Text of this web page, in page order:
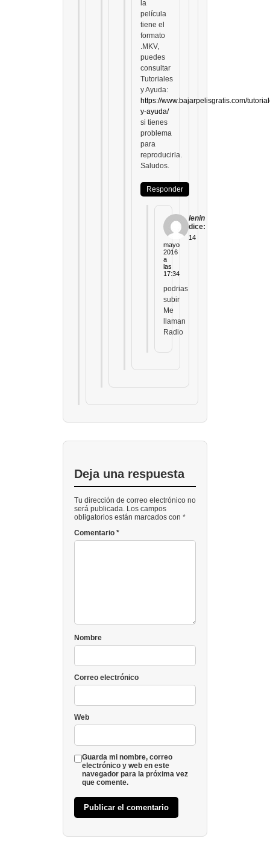
la
película
tiene el
formato
.MKV,
puedes
consultar
Tutoriales
y Ayuda:
https://www.bajarpelisgratis.com/
y-ayuda/
si tienes
problema
para
reproducirla.
Saludos.
Responder
lenin
dice:
14
mayo
2016
a
las
17:34
podrias
subir
Me
llaman
Radio
Deja una respuesta
Tu dirección de correo electrónico no
será publicada. Los campos
obligatorios están marcados con *
Comentario *
Nombre
Correo electrónico
Web
Guarda mi nombre, correo
electrónico y web en este
navegador para la próxima vez
que comente.